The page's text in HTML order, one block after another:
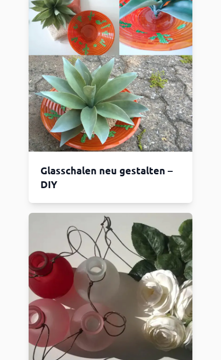
Glasschalen neu gestalten –
DIY